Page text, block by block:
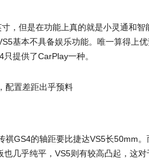
，但是在功能上真的就是小灵通和
基本不具备娱乐功能。唯一算得上
提供了CarPlay一种。
祺GS4的轴距要比捷达VS5长50mm
也几乎纯平，VS5则有较高凸起，这